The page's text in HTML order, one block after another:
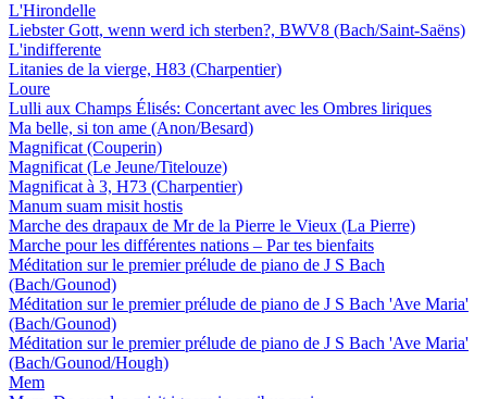
L'Hirondelle
Liebster Gott, wenn werd ich sterben?, BWV8 (Bach/Saint-Saëns)
L'indifferente
Litanies de la vierge, H83 (Charpentier)
Loure
Lulli aux Champs Élisés: Concertant avec les Ombres liriques
Ma belle, si ton ame (Anon/Besard)
Magnificat (Couperin)
Magnificat (Le Jeune/Titelouze)
Magnificat à 3, H73 (Charpentier)
Manum suam misit hostis
Marche des drapaux de Mr de la Pierre le Vieux (La Pierre)
Marche pour les différentes nations – Par tes bienfaits
Méditation sur le premier prélude de piano de J S Bach
(Bach/Gounod)
Méditation sur le premier prélude de piano de J S Bach 'Ave Maria'
(Bach/Gounod)
Méditation sur le premier prélude de piano de J S Bach 'Ave Maria'
(Bach/Gounod/Hough)
Mem